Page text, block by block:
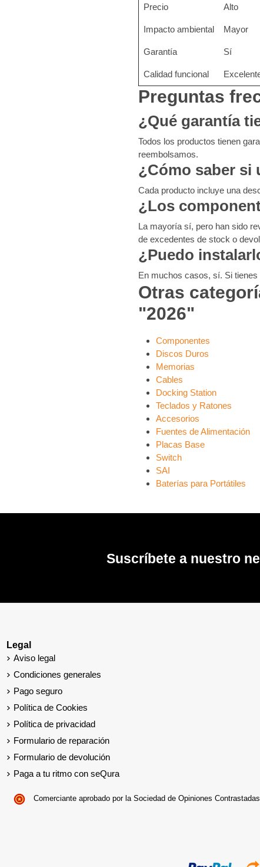
Precio Alto
Impacto ambiental Mayor
Garantía Sí
Calidad funcional
Preguntas
¿Qué garantía
Todos los productos tienen
reembolsamos.
¿Cómo saber si
Cada producto incluye una
¿Los
La mayoría sí, pero han sido
de excedentes de stock o
¿Puedo
En muchos casos, sí. Si tienes
Otras
"2026"
Componentes
Discos Duros
Memorias
Cables
Docking Station
Teclados y Ratones
Accesorios
Fuentes de Alimentación
Placas Base
Switch
SAI
Baterías para Portátiles
Suscríbete a nuestro
Legal
Aviso legal
Condiciones generales
Pago seguro
Política de Cookies
Política de privacidad
Formulario de reparación
Formulario de devolución
Paga a tu ritmo con seQura
Comerciante aprobado por la Sociedad de Opiniones